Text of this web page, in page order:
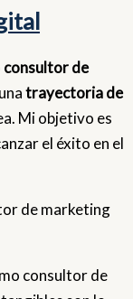
consultor de
trayectoria de
Mi objetivo es
el éxito en el
de marketing
consultor de